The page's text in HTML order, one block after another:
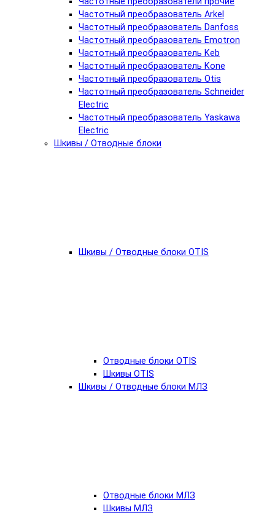
Частотный преобразователь Arkel
Частотный преобразователь Danfoss
Частотный преобразователь Emotron
Частотный преобразователь Keb
Частотный преобразователь Kone
Частотный преобразователь Otis
Частотный преобразователь Schneider
Electric
Частотный преобразователь Yaskawa
Electric
Шкивы / Отводные блоки
Шкивы / Отводные блоки OTIS
Отводные блоки OTIS
Шкивы OTIS
Шкивы / Отводные блоки МЛЗ
Отводные блоки МЛЗ
Шкивы МЛЗ